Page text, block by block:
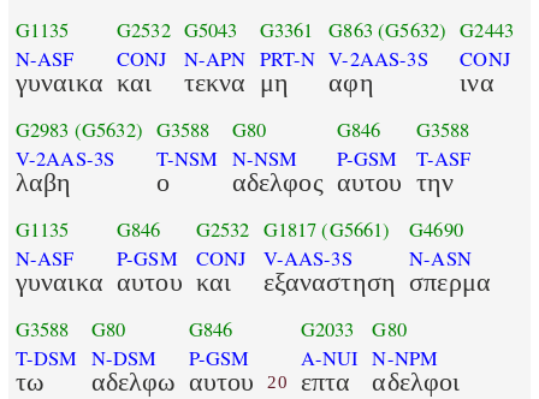
G1135
N-ASF
γυναικα
G2532
CONJ
και
G5043
N-APN
τεκνα
G3361
PRT-N
μη
G863 (G5632)
V-2AAS-3S
αφη
G2443
CONJ
ινα
G2983 (G5632)
V-2AAS-3S
λαβη
G3588
T-NSM
ο
G80
N-NSM
αδελφος
G846
P-GSM
αυτου
G3588
T-ASF
την
G1135
N-ASF
γυναικα
G846
P-GSM
αυτου
G2532
CONJ
και
G1817 (G5661)
V-AAS-3S
εξαναστηση
G4690
N-ASN
σπερμα
G3588
T-DSM
τω
G80
N-DSM
αδελφω
G846
P-GSM
αυτου 20
G2033
A-NUI
επτα
G80
N-NPM
αδελφοι